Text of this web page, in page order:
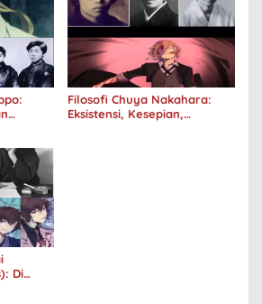
Filosofi Chuya Nakahara:
Eksistensi, Kesepian,
Di